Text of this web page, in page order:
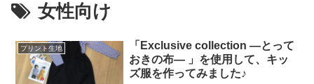
女性向け
プリント生地
「Exclusive collection ―とって
おきの布― 」を使用して、キッ
ズ服を作ってみました♪